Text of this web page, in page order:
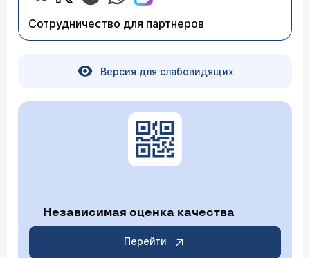
Сотрудничество для партнеров
Версия для слабовидящих
Независимая оценка качества
Перейти